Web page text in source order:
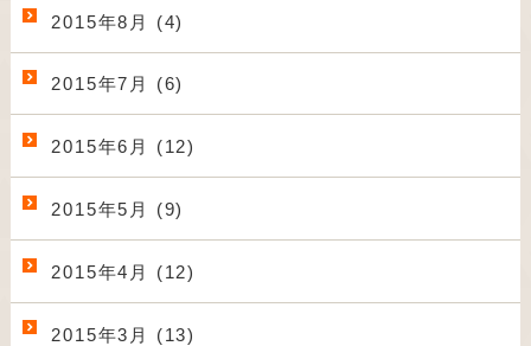
2015年8月 (4)
2015年7月 (6)
2015年6月 (12)
2015年5月 (9)
2015年4月 (12)
2015年3月 (13)